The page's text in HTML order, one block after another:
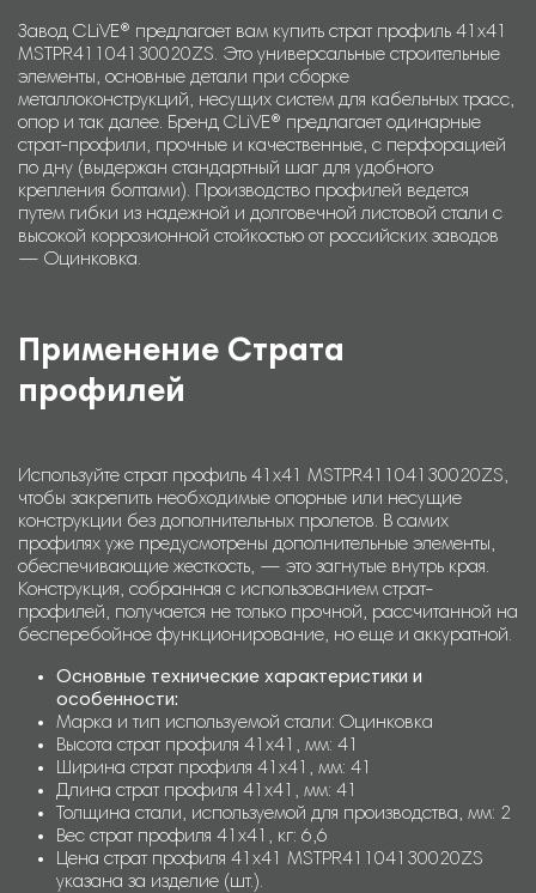
Завод CLiVE® предлагает вам купить страт профиль 41х41
MSTPR41104130020ZS. Это универсальные строительные
элементы, основные детали при сборке
металлоконструкций, несущих систем для кабельных трасс,
опор и так далее. Бренд CLiVE® предлагает одинарные
страт-профили, прочные и качественные, с перфорацией
по дну (выдержан стандартный шаг для удобного
крепления болтами). Производство профилей ведется
путем гибки из надежной и долговечной листовой стали с
высокой коррозионной стойкостью от российских заводов
— Оцинковка.
Применение Страта
профилей
Используйте страт профиль 41х41 MSTPR41104130020ZS,
чтобы закрепить необходимые опорные или несущие
конструкции без дополнительных пролетов. В самих
профилях уже предусмотрены дополнительные элементы,
обеспечивающие жесткость, — это загнутые внутрь края.
Конструкция, собранная с использованием страт-
профилей, получается не только прочной, рассчитанной на
бесперебойное функционирование, но еще и аккуратной.
Основные технические характеристики и
особенности:
Марка и тип используемой стали: Оцинковка
Высота страт профиля 41х41, мм: 41
Ширина страт профиля 41х41, мм: 41
Длина страт профиля 41х41, мм: 41
Толщина стали, используемой для производства, мм: 2
Вес страт профиля 41х41, кг: 6,6
Цена страт профиля 41х41 MSTPR41104130020ZS
указана за изделие (шт.).